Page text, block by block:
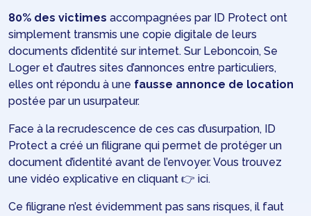
80% des victimes accompagnées par ID Protect ont
simplement transmis une copie digitale de leurs
documents d’identité sur internet. Sur Leboncoin, Se
Loger et d’autres sites d’annonces entre particuliers,
elles ont répondu à une fausse annonce de location
postée par un usurpateur.
Face à la recrudescence de ces cas d’usurpation, ID
Protect a créé un filigrane qui permet de protéger un
document d’identité avant de l’envoyer. Vous trouvez
une vidéo explicative en cliquant 👉 ici.
Ce filigrane n’est évidemment pas sans risques, il faut